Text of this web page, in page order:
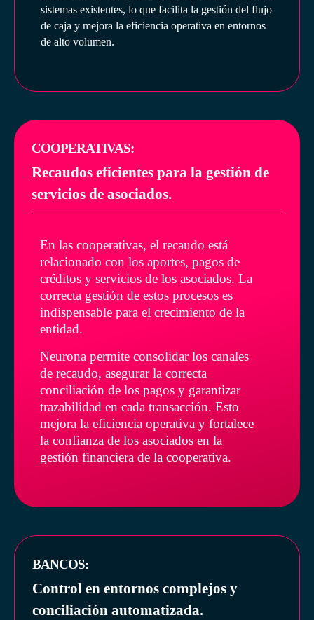
sistemas existentes, lo que facilita la gestión del flujo
de caja y mejora la eficiencia operativa en entornos
de alto volumen.
COOPERATIVAS:
Recaudos eficientes para la gestión de
servicios de asociados.
En las cooperativas, el recaudo está
relacionado con los aportes, pagos de
créditos y servicios de los asociados. La
correcta gestión de estos procesos es
indispensable para el crecimiento de la
entidad.
Neurona permite consolidar los canales
de recaudo, asegurar la correcta
conciliación de los pagos y garantizar
trazabilidad en cada transacción. Esto
mejora la eficiencia operativa y fortalece
la confianza de los asociados en la
gestión financiera de la cooperativa.
BANCOS:
Control en entornos complejos y
conciliación automatizada.